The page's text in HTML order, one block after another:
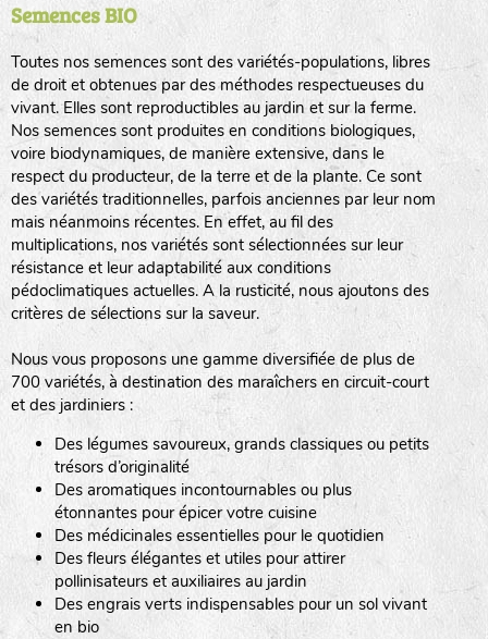
Semences BIO
Toutes nos semences sont des variétés-populations, libres
de droit et obtenues par des méthodes respectueuses du
vivant. Elles sont reproductibles au jardin et sur la ferme.
Nos semences sont produites en conditions biologiques,
voire biodynamiques, de manière extensive, dans le
respect du producteur, de la terre et de la plante. Ce sont
des variétés traditionnelles, parfois anciennes par leur nom
mais néanmoins récentes. En effet, au fil des
multiplications, nos variétés sont sélectionnées sur leur
résistance et leur adaptabilité aux conditions
pédoclimatiques actuelles. A la rusticité, nous ajoutons des
critères de sélections sur la saveur.
Nous vous proposons une gamme diversifiée de plus de
700 variétés, à destination des maraîchers en circuit-court
et des jardiniers :
Des légumes savoureux, grands classiques ou petits
trésors d’originalité
Des aromatiques incontournables ou plus
étonnantes pour épicer votre cuisine
Des médicinales essentielles pour le quotidien
Des fleurs élégantes et utiles pour attirer
pollinisateurs et auxiliaires au jardin
Des engrais verts indispensables pour un sol vivant
en bio
haies
zone sauvage
tas de compost
fleurs
animaux domestiques